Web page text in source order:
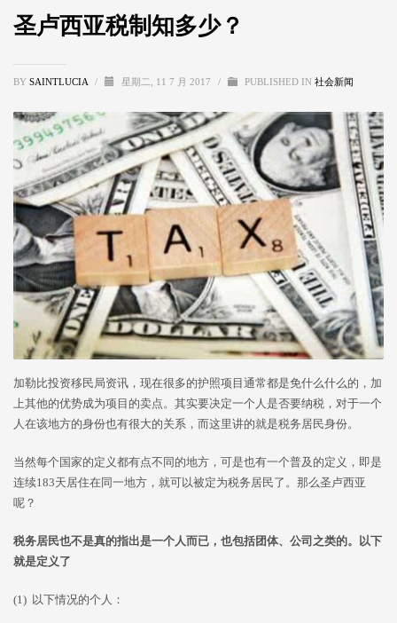
圣卢西亚税制知多少？
BY SAINTLUCIA / 星期二, 11 7 月 2017 / PUBLISHED IN 社会新闻
加勒比投资移民局资讯，现在很多的护照项目通常都是免什么什么的，加
上其他的优势成为项目的卖点。其实要决定一个人是否要纳税，对于一个
人在该地方的身份也有很大的关系，而这里讲的就是税务居民身份。
当然每个国家的定义都有点不同的地方，可是也有一个普及的定义，即是
连续183天居住在同一地方，就可以被定为税务居民了。那么圣卢西亚
呢？
税务居民也不是真的指出是一个人而已，也包括团体、公司之类的。以下
就是定义了
(1) 以下情况的个人：